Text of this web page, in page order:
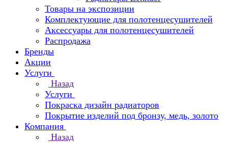
Товары на экспозиции
Комплектующие для полотенцесушителей
Аксессуары для полотенцесушителей
Распродажа
Бренды
Акции
Услуги
Назад
Услуги
Покраска дизайн радиаторов
Покрытие изделий под бронзу, медь, золото
Компания
Назад